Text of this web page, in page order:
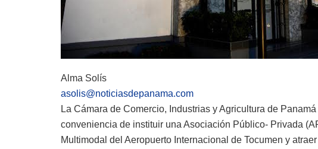
Alma Solís
asolis@noticiasdepanama.com
La Cámara de Comercio, Industrias y Agricultura de
conveniencia de instituir una Asociación Público- Privada
Multimodal del Aeropuerto Internacional de Tocumen y